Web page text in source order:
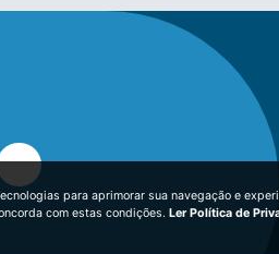
para aprimorar sua navegação e
com estas condições. Ler Política de